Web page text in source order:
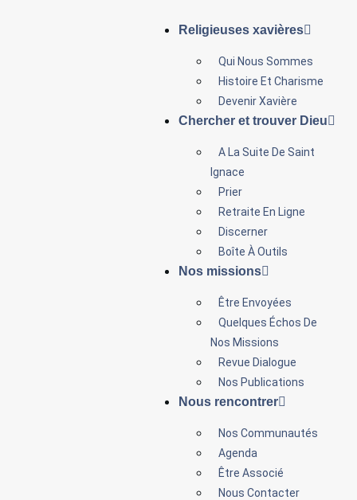
Religieuses xavières
Qui Nous Sommes
Histoire Et Charisme
Devenir Xavière
Chercher et trouver Dieu
A La Suite De Saint
Ignace
Prier
Retraite En Ligne
Discerner
Boîte À Outils
Nos missions
Être Envoyées
Quelques Échos De
Nos Missions
Revue Dialogue
Nos Publications
Nous rencontrer
Nos Communautés
Agenda
Être Associé
Nous Contacter